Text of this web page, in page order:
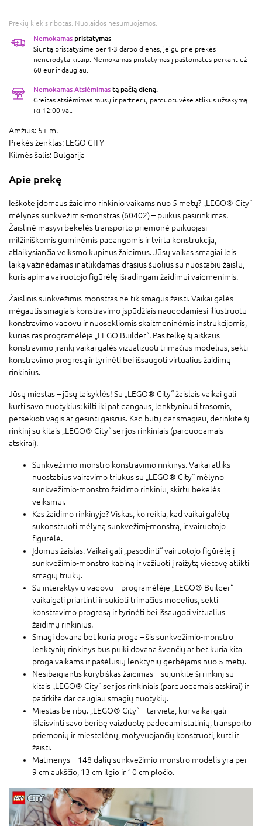
Prekių kiekis ribotas. Nuolaidos nesumuojamos.
Nemokamas pristatymas
Siuntą pristatysime per 1-3 darbo dienas, jeigu prie prekės
nenurodyta kitaip. Nemokamas pristatymas į paštomatus perkant už
60 eur ir daugiau.
Nemokamas Atsiėmimas tą pačią dieną.
Greitas atsiėmimas mūsų ir partnerių parduotuvėse atlikus užsakymą
iki 12:00 val.
Amžius: 5+ m.
Prekės ženklas: LEGO CITY
Kilmės šalis: Bulgarija
Apie prekę
Ieškote įdomaus žaidimo rinkinio vaikams nuo 5 metų? „LEGO® City“
mėlynas sunkvežimis-monstras (60402) – puikus pasirinkimas.
Žaislinė masyvi bekelės transporto priemonė puikuojasi
milžiniškomis guminėmis padangomis ir tvirta konstrukcija,
atlaikysiančia veiksmo kupinus žaidimus. Jūsų vaikas smagiai leis
laiką važinėdamas ir atlikdamas drąsius šuolius su nuostabiu žaislu,
kuris apima vairuotojo figūrėlę išradingam žaidimui vaidmenimis.
Žaislinis sunkvežimis-monstras ne tik smagus žaisti. Vaikai galės
mėgautis smagiais konstravimo įspūdžiais naudodamiesi iliustruotu
konstravimo vadovu ir nuosekliomis skaitmeninėmis instrukcijomis,
kurias ras programėlėje „LEGO Builder“. Pasitelkę šį aiškaus
konstravimo įrankį vaikai galės vizualizuoti trimačius modelius, sekti
konstravimo progresą ir tyrinėti bei išsaugoti virtualius žaidimų
rinkinius.
Jūsų miestas – jūsų taisyklės! Su „LEGO® City“ žaislais vaikai gali
kurti savo nuotykius: kilti iki pat dangaus, lenktyniauti trasomis,
persekioti vagis ar gesinti gaisrus. Kad būtų dar smagiau, derinkite šį
rinkinį su kitais „LEGO® City“ serijos rinkiniais (parduodamais
atskirai).
Sunkvežimio-monstro konstravimo rinkinys. Vaikai atliks
nuostabius vairavimo triukus su „LEGO® City“ mėlyno
sunkvežimio-monstro žaidimo rinkiniu, skirtu bekelės
veiksmui.
Kas žaidimo rinkinyje? Viskas, ko reikia, kad vaikai galėtų
sukonstruoti mėlyną sunkvežimį-monstrą, ir vairuotojo
figūrėlė.
Įdomus žaislas. Vaikai gali „pasodinti“ vairuotojo figūrėlę į
sunkvežimio-monstro kabiną ir važiuoti į raižytą vietovę atlikti
smagių triukų.
Su interaktyviu vadovu – programėlėje „LEGO® Builder“
vaikaigali priartinti ir sukioti trimačius modelius, sekti
konstravimo progresą ir tyrinėti bei išsaugoti virtualius
žaidimų rinkinius.
Smagi dovana bet kuria proga – šis sunkvežimio-monstro
lenktynių rinkinys bus puiki dovana švenčių ar bet kuria kita
proga vaikams ir pašėlusių lenktynių gerbėjams nuo 5 metų.
Nesibaigiantis kūrybiškas žaidimas – sujunkite šį rinkinį su
kitais „LEGO® City“ serijos rinkiniais (parduodamais atskirai) ir
patirkite dar daugiau smagių nuotykių.
Miestas be ribų. „LEGO® City“ – tai vieta, kur vaikai gali
išlaisvinti savo beribę vaizduotę padedami statinių, transporto
priemonių ir miestelėnų, motyvuojančių konstruoti, kurti ir
žaisti.
Matmenys – 148 dalių sunkvežimio-monstro modelis yra per
9 cm aukščio, 13 cm ilgio ir 10 cm pločio.